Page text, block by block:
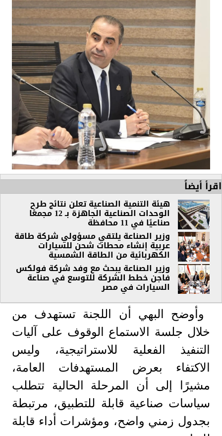
اقرأ أيضاً
هيئة التنمية الصناعية تعلن نتائج طرح
الوحدات الصناعية الجاهزة بـ 12 مجمعًا
صناعيًا في 11 محافظة
وزير الصناعة يلتقي مسؤولي شركة طاقة
عربية إنشاء محطات شحن للسيارات
الكهربائية من الطاقة الشمسية
وزير الصناعة يبحث مع وفد شركة فولكس
فاجن خطط الشركة للتوسع في صناعة
السيارات في مصر
وأوضح البهي أن اللجنة تستهدف من
خلال جلسة الاستماع الوقوف على آليات
التنفيذ الفعلية للاستراتيجية، وليس
الاكتفاء بعرض المستهدفات العامة،
مشيرًا إلى أن المرحلة الحالية تتطلب
سياسات صناعية قابلة للتطبيق، مرتبطة
بجدول زمني واضح، ومؤشرات أداء قابلة